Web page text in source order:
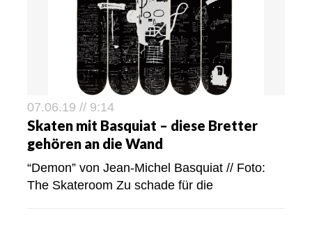
07.06.19 // 9:14
Skaten mit Basquiat – diese Bretter
gehören an die Wand
“Demon” von Jean-Michel Basquiat // Foto:
The Skateroom Zu schade für die